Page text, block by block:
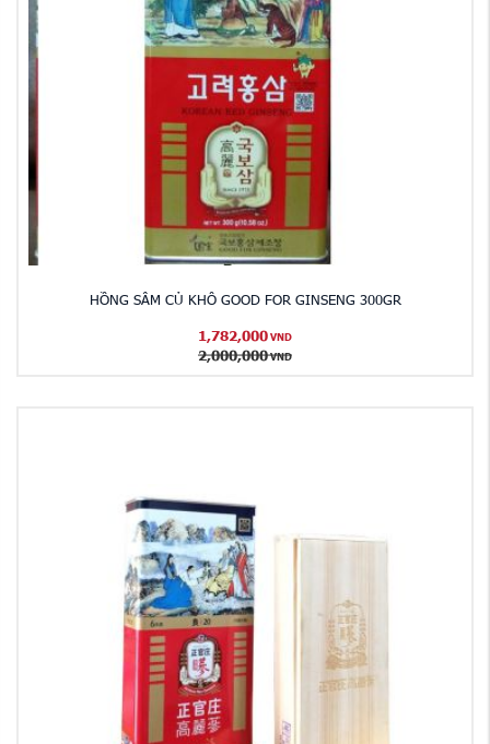
HỒNG SÂM CỦ KHÔ GOOD FOR GINSENG 300GR
1,782,000 VND
2,000,000 VND